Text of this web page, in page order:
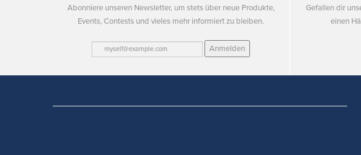
Abonniere unseren Newsletter, um stets über neue Produkte,
Events, Contests und vieles mehr informiert zu bleiben.
Anmelden
Gefallen dir
einen